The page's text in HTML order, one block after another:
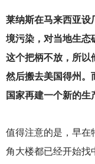
莱纳斯在马来西亚设
境污染，对当地生态
这个把柄不放，所以
然后搬去美国得州。
国家再建一个新的生
值得注意的是，早在
角大楼都已经开始找